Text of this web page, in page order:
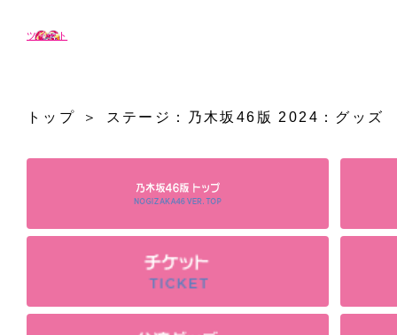
ツイート
トップ ステージ：乃木坂46版 2024：グッズ